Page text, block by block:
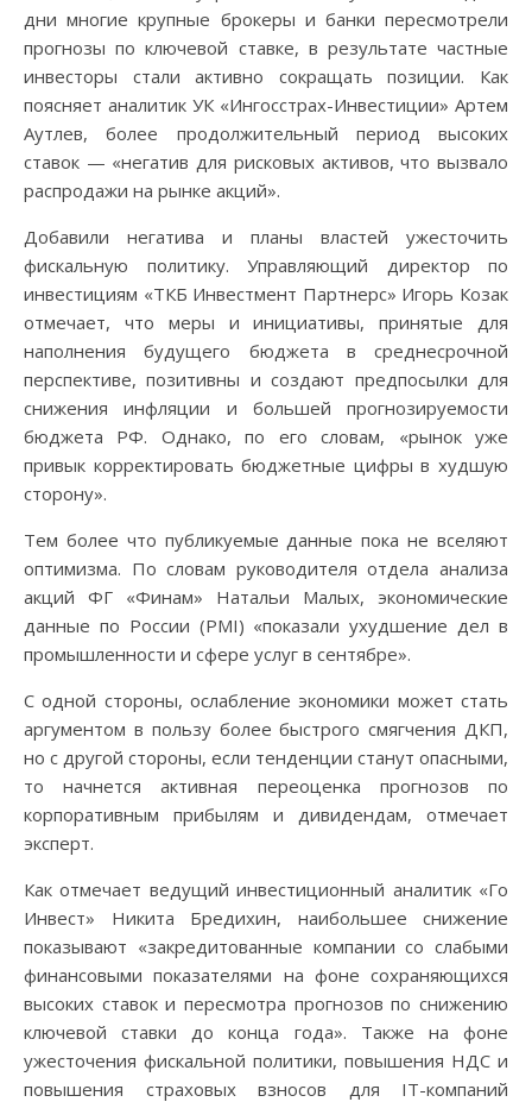
дни многие крупные брокеры и банки пересмотрели
прогнозы по ключевой ставке, в результате частные
инвесторы стали активно сокращать позиции. Как
поясняет аналитик УК «Ингосстрах-Инвестиции» Артем
Аутлев, более продолжительный период высоких
ставок — «негатив для рисковых активов, что вызвало
распродажи на рынке акций».
Добавили негатива и планы властей ужесточить
фискальную политику. Управляющий директор по
инвестициям «ТКБ Инвестмент Партнерс» Игорь Козак
отмечает, что меры и инициативы, принятые для
наполнения будущего бюджета в среднесрочной
перспективе, позитивны и создают предпосылки для
снижения инфляции и большей прогнозируемости
бюджета РФ. Однако, по его словам, «рынок уже
привык корректировать бюджетные цифры в худшую
сторону».
Тем более что публикуемые данные пока не вселяют
оптимизма. По словам руководителя отдела анализа
акций ФГ «Финам» Натальи Малых, экономические
данные по России (PMI) «показали ухудшение дел в
промышленности и сфере услуг в сентябре».
С одной стороны, ослабление экономики может стать
аргументом в пользу более быстрого смягчения ДКП,
но с другой стороны, если тенденции станут опасными,
то начнется активная переоценка прогнозов по
корпоративным прибылям и дивидендам, отмечает
эксперт.
Как отмечает ведущий инвестиционный аналитик «Го
Инвест» Никита Бредихин, наибольшее снижение
показывают «закредитованные компании со слабыми
финансовыми показателями на фоне сохраняющихся
высоких ставок и пересмотра прогнозов по снижению
ключевой ставки до конца года». Также на фоне
ужесточения фискальной политики, повышения НДС и
повышения страховых взносов для IT-компаний